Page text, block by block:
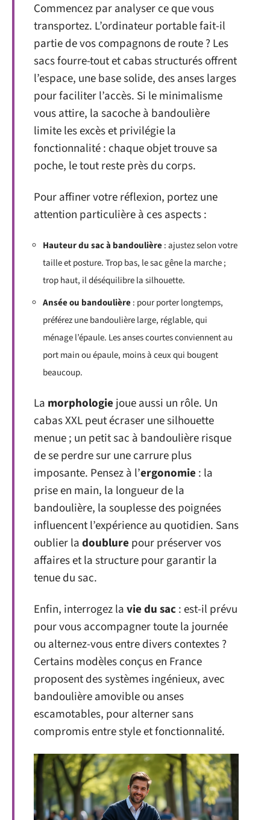
Commencez par analyser ce que vous
transportez. L’ordinateur portable fait-il
partie de vos compagnons de route ? Les
sacs fourre-tout et cabas structurés offrent
l’espace, une base solide, des anses larges
pour faciliter l’accès. Si le minimalisme
vous attire, la sacoche à bandoulière
limite les excès et privilégie la
fonctionnalité : chaque objet trouve sa
poche, le tout reste près du corps.
Pour affiner votre réflexion, portez une
attention particulière à ces aspects :
Hauteur du sac à bandoulière: ajustez selon votre
taille et posture. Trop bas, le sac gêne la marche ;
trop haut, il déséquilibre la silhouette.
Ansée ou bandoulière: pour porter longtemps,
préférez une bandoulière large, réglable, qui
ménage l’épaule. Les anses courtes conviennent au
port main ou épaule, moins à ceux qui bougent
beaucoup.
La morphologie joue aussi un rôle. Un
cabas XXL peut écraser une silhouette
menue ; un petit sac à bandoulière risque
de se perdre sur une carrure plus
imposante. Pensez à l’ergonomie : la
prise en main, la longueur de la
bandoulière, la souplesse des poignées
influencent l’expérience au quotidien. Sans
oublier ladoublure pour préserver vos
affaires et la structure pour garantir la
tenue du sac.
Enfin, interrogez lavie du sac: est-il prévu
pour vous accompagner toute la journée
ou alternez-vous entre divers contextes ?
Certains modèles conçus en France
proposent des systèmes ingénieux, avec
bandoulière amovible ou anses
escamotables, pour alterner sans
compromis entre style et fonctionnalité.